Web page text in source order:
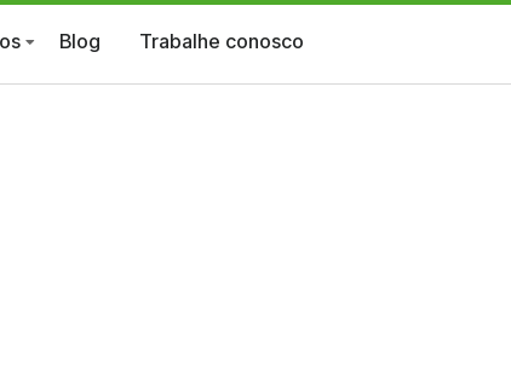
Blog Trabalhe conosco